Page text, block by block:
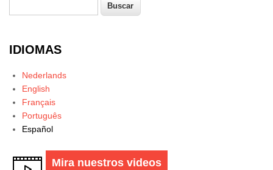
Formulario de búsqueda
IDIOMAS
Nederlands
English
Français
Português
Español
Mira nuestros videos